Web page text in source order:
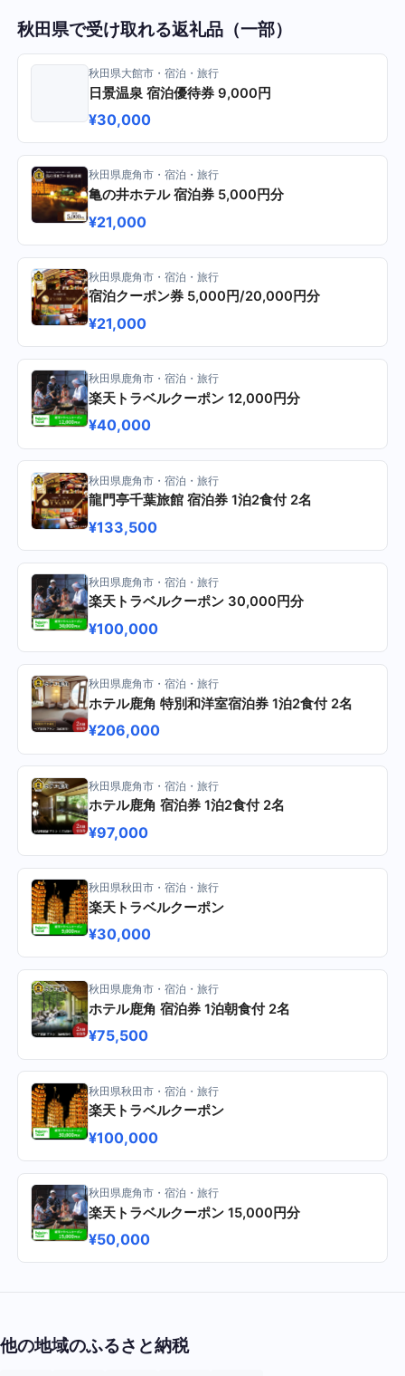
秋田県で受け取れる返礼品（一部）
秋田県大館市・宿泊・旅行
日景温泉 宿泊優待券 9,000円
¥30,000
秋田県鹿角市・宿泊・旅行
亀の井ホテル 宿泊券 5,000円分
¥21,000
秋田県鹿角市・宿泊・旅行
宿泊クーポン券 5,000円/20,000円分
¥21,000
秋田県鹿角市・宿泊・旅行
楽天トラベルクーポン 12,000円分
¥40,000
秋田県鹿角市・宿泊・旅行
龍門亭千葉旅館 宿泊券 1泊2食付 2名
¥133,500
秋田県鹿角市・宿泊・旅行
楽天トラベルクーポン 30,000円分
¥100,000
秋田県鹿角市・宿泊・旅行
ホテル鹿角 特別和洋室宿泊券 1泊2食付 2名
¥206,000
秋田県鹿角市・宿泊・旅行
ホテル鹿角 宿泊券 1泊2食付 2名
¥97,000
秋田県秋田市・宿泊・旅行
楽天トラベルクーポン
¥30,000
秋田県鹿角市・宿泊・旅行
ホテル鹿角 宿泊券 1泊朝食付 2名
¥75,500
秋田県秋田市・宿泊・旅行
楽天トラベルクーポン
¥100,000
秋田県鹿角市・宿泊・旅行
楽天トラベルクーポン 15,000円分
¥50,000
他の地域のふるさと納税